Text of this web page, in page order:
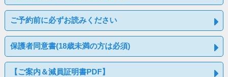
ご予約前に必ずお読みください
保護者同意書(18歳未満の方は必須)
【ご案内＆減員証明書PDF】